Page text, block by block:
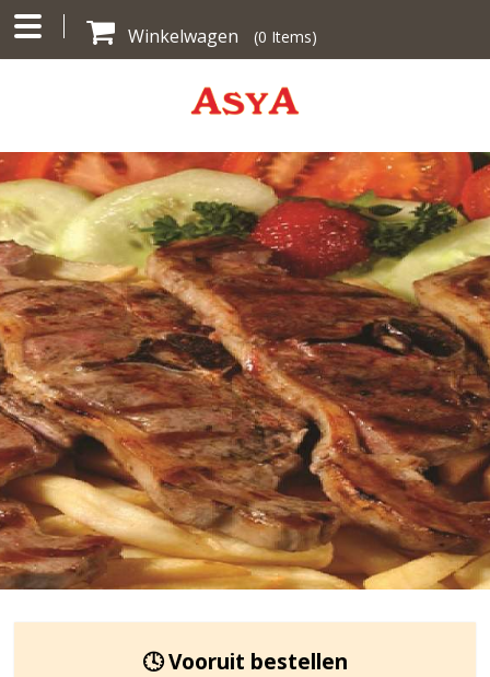
Winkelwagen (0 Items)
🕓 Vooruit bestellen